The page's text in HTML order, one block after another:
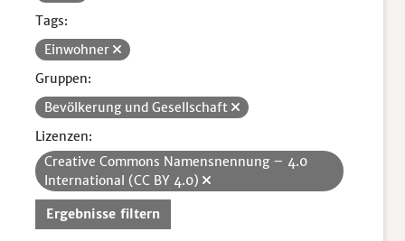
Tags:
Einwohner
Gruppen:
Bevölkerung und Gesellschaft
Lizenzen:
Creative Commons Namensnennung – 4.0
International (CC BY 4.0)
Ergebnisse filtern